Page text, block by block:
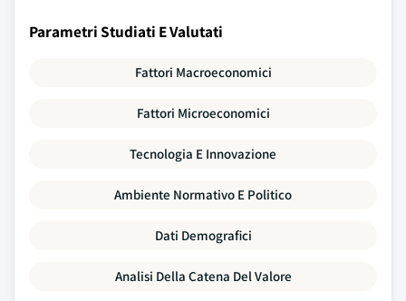
Parametri Studiati E Valutati
Fattori Macroeconomici
Fattori Microeconomici
Tecnologia E Innovazione
Ambiente Normativo E Politico
Dati Demografici
Analisi Della Catena Del Valore